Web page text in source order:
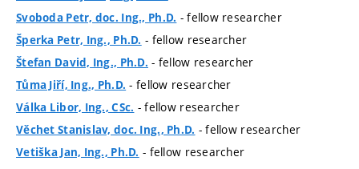
Svoboda Petr, doc. Ing., Ph.D. - fellow researcher
Šperka Petr, Ing., Ph.D. - fellow researcher
Štefan David, Ing., Ph.D. - fellow researcher
Tůma Jiří, Ing., Ph.D. - fellow researcher
Válka Libor, Ing., CSc. - fellow researcher
Věchet Stanislav, doc. Ing., Ph.D. - fellow researcher
Vetiška Jan, Ing., Ph.D. - fellow researcher